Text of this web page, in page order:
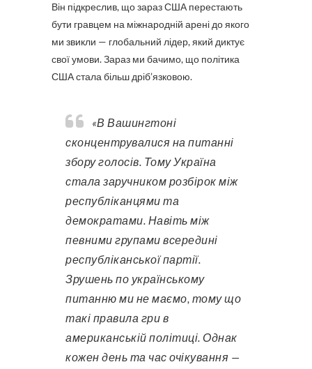
Він підкреслив, що зараз США перестають
бути гравцем на міжнародній арені до якого
ми звикли — глобальний лідер, який диктує
свої умови. Зараз ми бачимо, що політика
США стала більш дріб’язковою.
«В Вашингтоні
сконцентрувалися на питанні
збору голосів. Тому Україна
стала заручником розбірок між
республіканцями та
демократами. Навіть між
певними групами всередині
республіканської партії.
Зрушень по українському
питанню ми не маємо, тому що
такі правила гри в
американській політиці. Однак
кожен день та час очікування —